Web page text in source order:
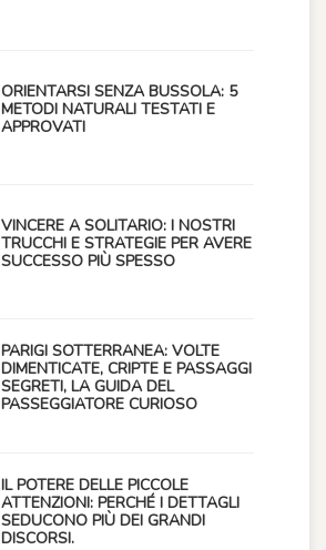
ORIENTARSI SENZA BUSSOLA: 5
METODI NATURALI TESTATI E
APPROVATI
VINCERE A SOLITARIO: I NOSTRI
TRUCCHI E STRATEGIE PER AVERE
SUCCESSO PIÙ SPESSO
PARIGI SOTTERRANEA: VOLTE
DIMENTICATE, CRIPTE E PASSAGGI
SEGRETI, LA GUIDA DEL
PASSEGGIATORE CURIOSO
IL POTERE DELLE PICCOLE
ATTENZIONI: PERCHÉ I DETTAGLI
SEDUCONO PIÙ DEI GRANDI
DISCORSI.